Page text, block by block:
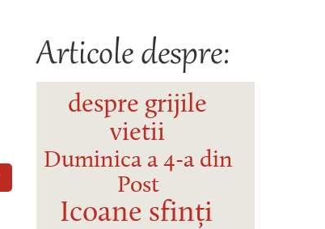
Articole despre:
despre grijile
vietii
Duminica a 4-a din
Post
Icoane sfinți